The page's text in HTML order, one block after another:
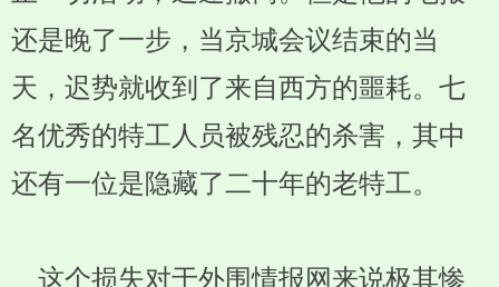
还是晚了一步，当京城会议结束的当
天，迟势就收到了来自西方的噩耗。七
名优秀的特工人员被残忍的杀害，其中
还有一位是隐藏了二十年的老特工。
这个损失对于外围情报网来说极其惨